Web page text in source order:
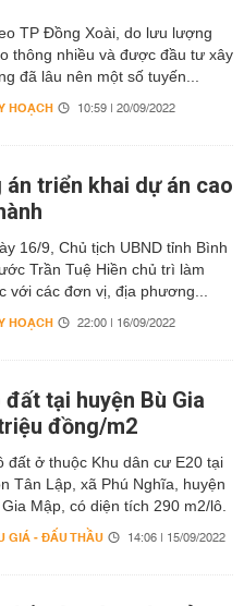
TP Đồng Xoài, do lưu lượng
thông nhiều và được đầu tư xây
đã lâu nên một số tuyến...
HOẠCH 10:59 | 20/09/2022
triển khai dự án cao
16/9, Chủ tịch UBND tỉnh Bình
Trần Tuệ Hiền chủ trì làm
với các đơn vị, địa phương...
HOẠCH 22:00 | 16/09/2022
tại huyện Bù Gia
đồng/m2
đất ở thuộc Khu dân cư E20 tại
Tân Lập, xã Phú Nghĩa, huyện
Gia Mập, có diện tích 290 m2/lô.
GIÁ - ĐẤU THẦU 14:06 | 15/09/2022